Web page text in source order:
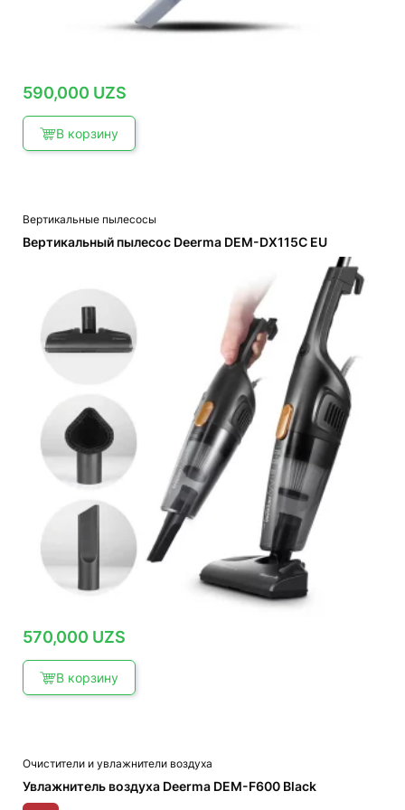
590,000 UZS
В корзину
Вертикальные пылесосы
Вертикальный пылесос Deerma DEM-DX115C EU
570,000 UZS
В корзину
Очистители и увлажнители воздуха
Увлажнитель воздуха Deerma DEM-F600 Black